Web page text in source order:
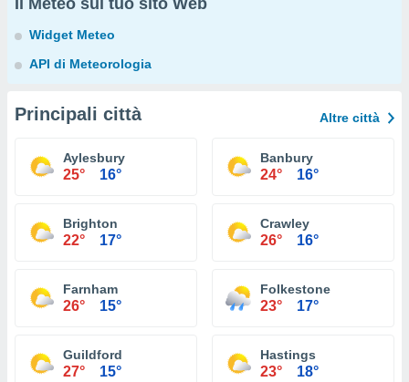
Il Meteo sul tuo sito Web
Widget Meteo
API di Meteorologia
Principali città Altre città
Aylesbury
25° 16°
Banbury
24° 16°
Brighton
22° 17°
Crawley
26° 16°
Farnham
26° 15°
Folkestone
23° 17°
Guildford
27° 15°
Hastings
23° 18°